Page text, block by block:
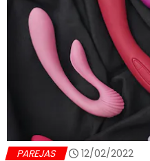
PAREJAS 12/02/2022